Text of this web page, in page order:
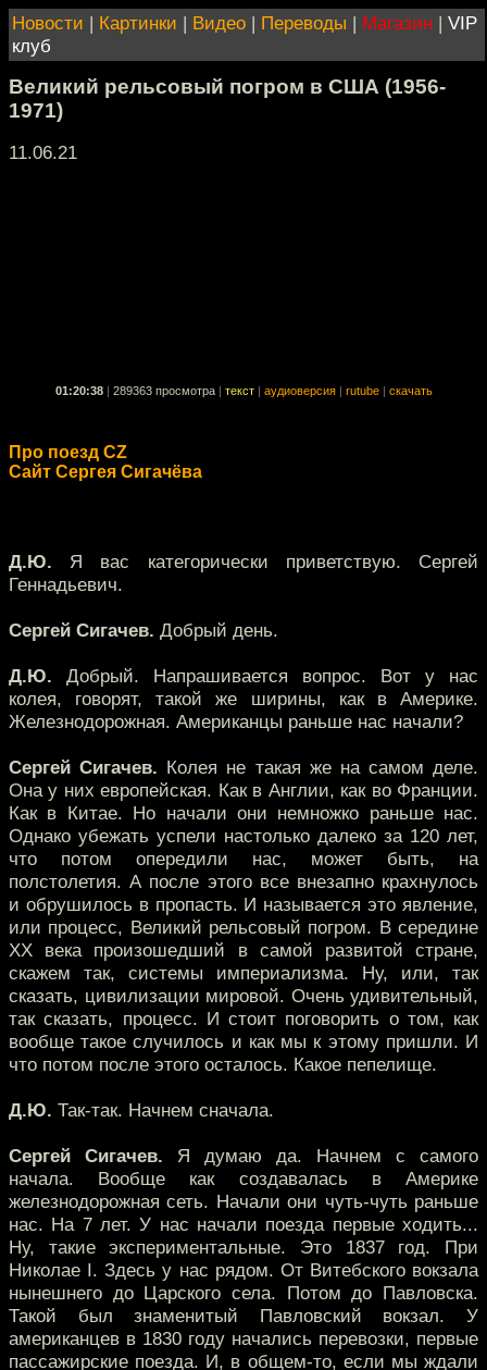
Новости | Картинки | Видео | Переводы | Магазин | VIP
клуб
Великий рельсовый погром в США (1956-
1971)
11.06.21
01:20:38 289363 просмотра текст аудиоверсия rutube скачать
Про поезд CZ
Сайт Сергея Сигачёва
Д.Ю. Я вас категорически приветствую. Сергей
Геннадьевич.
Сергей Сигачев. Добрый день.
Д.Ю. Добрый. Напрашивается вопрос. Вот у нас
колея, говорят, такой же ширины, как в Америке.
Железнодорожная. Американцы раньше нас начали?
Сергей Сигачев. Колея не такая же на самом деле.
Она у них европейская. Как в Англии, как во Франции.
Как в Китае. Но начали они немножко раньше нас.
Однако убежать успели настолько далеко за 120 лет,
что потом опередили нас, может быть, на
полстолетия. А после этого все внезапно крахнулось
и обрушилось в пропасть. И называется это явление,
или процесс, Великий рельсовый погром. В середине
XX века произошедший в самой развитой стране,
скажем так, системы империализма. Ну, или, так
сказать, цивилизации мировой. Очень удивительный,
так сказать, процесс. И стоит поговорить о том, как
вообще такое случилось и как мы к этому пришли. И
что потом после этого осталось. Какое пепелище.
Д.Ю. Так-так. Начнем сначала.
Сергей Сигачев. Я думаю да. Начнем с самого
начала. Вообще как создавалась в Америке
железнодорожная сеть. Начали они чуть-чуть раньше
нас. На 7 лет. У нас начали поезда первые ходить...
Ну, такие экспериментальные. Это 1837 год. При
Николае I. Здесь у нас рядом. От Витебского вокзала
нынешнего до Царского села. Потом до Павловска.
Такой был знаменитый Павловский вокзал. У
американцев в 1830 году начались перевозки, первые
пассажирские поезда. И, в общем-то, если мы ждали